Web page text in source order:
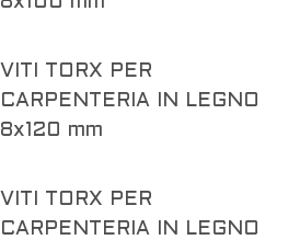
VITI TORX PER
CARPENTERIA IN LEGNO
8x120 mm
VITI TORX PER
CARPENTERIA IN LEGNO